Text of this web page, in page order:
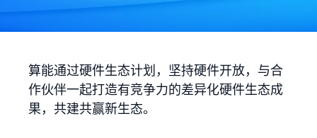
算能通过硬件生态计划，坚持硬件开放，与合
作伙伴一起打造有竞争力的差异化硬件生态成
果，共建共赢新生态。